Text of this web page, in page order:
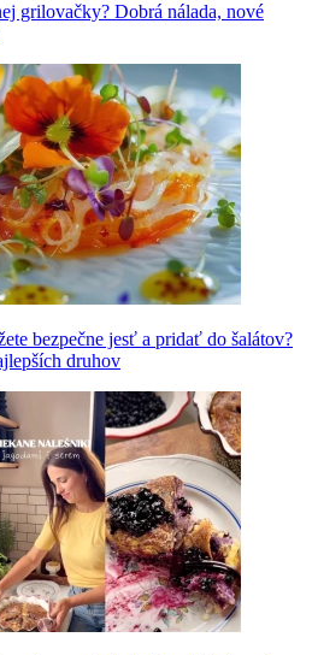
grilovačky? Dobrá nálada, nové
bezpečne jesť a pridať do šalátov?
druhov